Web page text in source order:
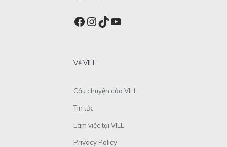
Facebook
Instagram
TikTok
YouTube
Về VILL
Câu chuyện của VILL
Tin tức
Làm việc tại VILL
Privacy Policy